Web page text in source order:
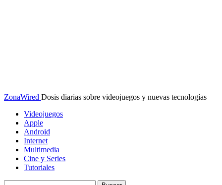
ZonaWired Dosis diarias sobre videojuegos y nuevas tecnologías
Videojuegos
Apple
Android
Internet
Multimedia
Cine y Series
Tutoriales